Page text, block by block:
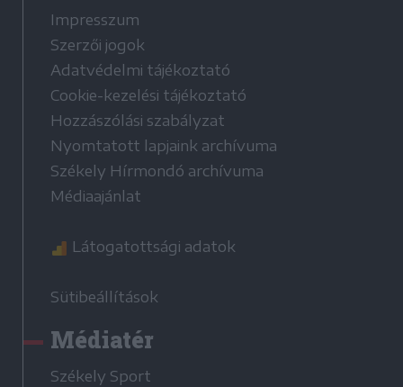
Impresszum
Szerzői jogok
Adatvédelmi tájékoztató
Cookie-kezelési tájékoztató
Hozzászólási szabályzat
Nyomtatott lapjaink archívuma
Székely Hírmondó archívuma
Médiaajánlat
Látogatottsági adatok
Sütibeállítások
Médiatér
Székely Sport